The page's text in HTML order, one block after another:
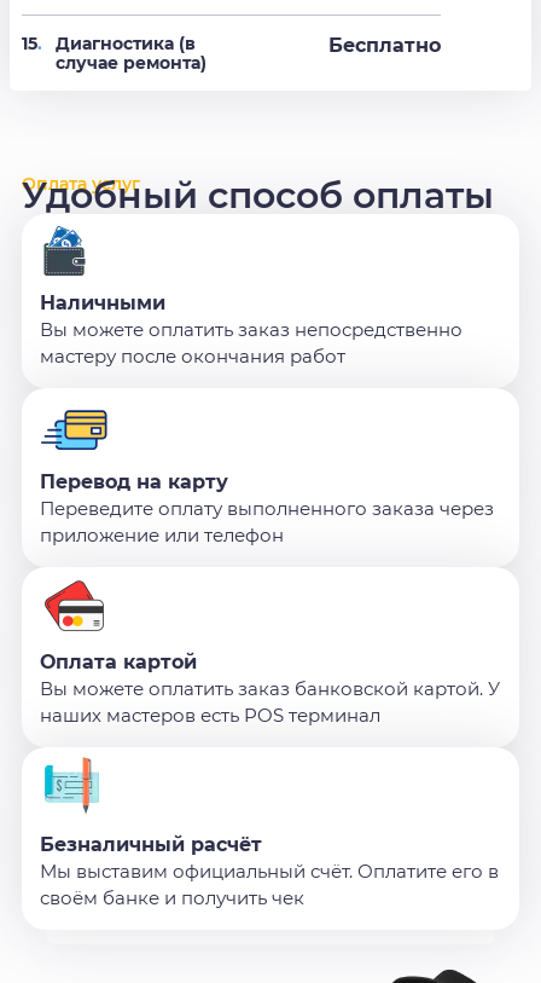
15.
Диагностика (в
случае ремонта)
Бесплатно
Оплата услуг
Удобный способ оплаты
Наличными
Вы можете оплатить заказ непосредственно
мастеру после окончания работ
Перевод на карту
Переведите оплату выполненного заказа через
приложение или телефон
Оплата картой
Вы можете оплатить заказ банковской картой. У
наших мастеров есть POS терминал
Безналичный расчёт
Мы выставим официальный счёт. Оплатите его в
своём банке и получить чек